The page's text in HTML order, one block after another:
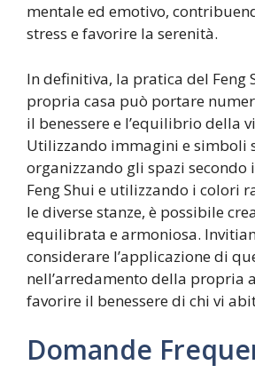
mentale ed emotivo,
stress e favorire la serenità.
In definitiva, la pratica del Feng
propria casa può portare
il benessere e l’equilibrio della
Utilizzando immagini e simboli
organizzando gli spazi secondo
Feng Shui e utilizzando i colori
le diverse stanze, è possibile
equilibrata e armoniosa.
considerare l’applicazione di
nell’arredamento della propria
favorire il benessere di chi vi
Domande